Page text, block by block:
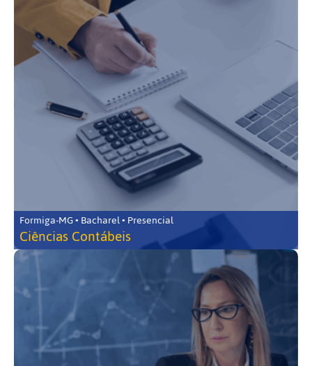
Formiga-MG • Bacharel • Presencial
Ciências Contábeis